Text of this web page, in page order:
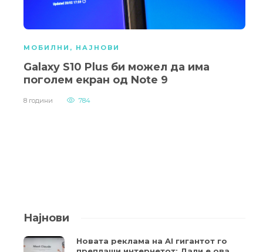
МОБИЛНИ , НАЈНОВИ
Galaxy S10 Plus би можел да има
поголем екран од Note 9
8 години 784
Најнови
Новата реклама на AI гигантот го